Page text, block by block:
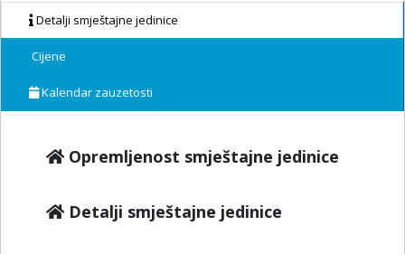
Detalji smještajne jedinice
Cijene
Kalendar zauzetosti
Opremljenost smještajne jedinice
Detalji smještajne jedinice